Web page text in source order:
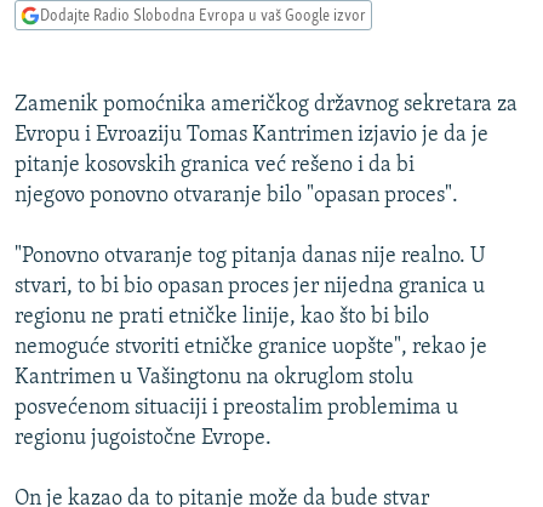
na
VIDEO
INFOGRAFIKE
PODCASTI
KINA NA BALKANU
RSE PRIČE IZ SVIJETA
ISPRIČAJ MI
DNEVNO@RSE
SPECIJALI RSE
VIŠE OD NASLOVA
GENOCID U SREBRENICI
POPLAVE I KLIZIŠTA U BIH 2024.
PRATITE NAS
Dodajte Radio Slobodna Evropa u vaš Google izvor
Zamenik pomoćnika američkog državnog sekretara za
Evropu i Evroaziju Tomas Kantrimen izjavio je da je
pitanje kosovskih granica već rešeno i da bi
njegovo ponovno otvaranje bilo "opasan proces".
"Ponovno otvaranje tog pitanja danas nije realno. U
stvari, to bi bio opasan proces jer nijedna granica u
regionu ne prati etničke linije, kao što bi bilo
nemoguće stvoriti etničke granice uopšte", rekao je
Kantrimen u Vašingtonu na okruglom stolu
posvećenom situaciji i preostalim problemima u
regionu jugoistočne Evrope.
On je kazao da to pitanje može da bude stvar